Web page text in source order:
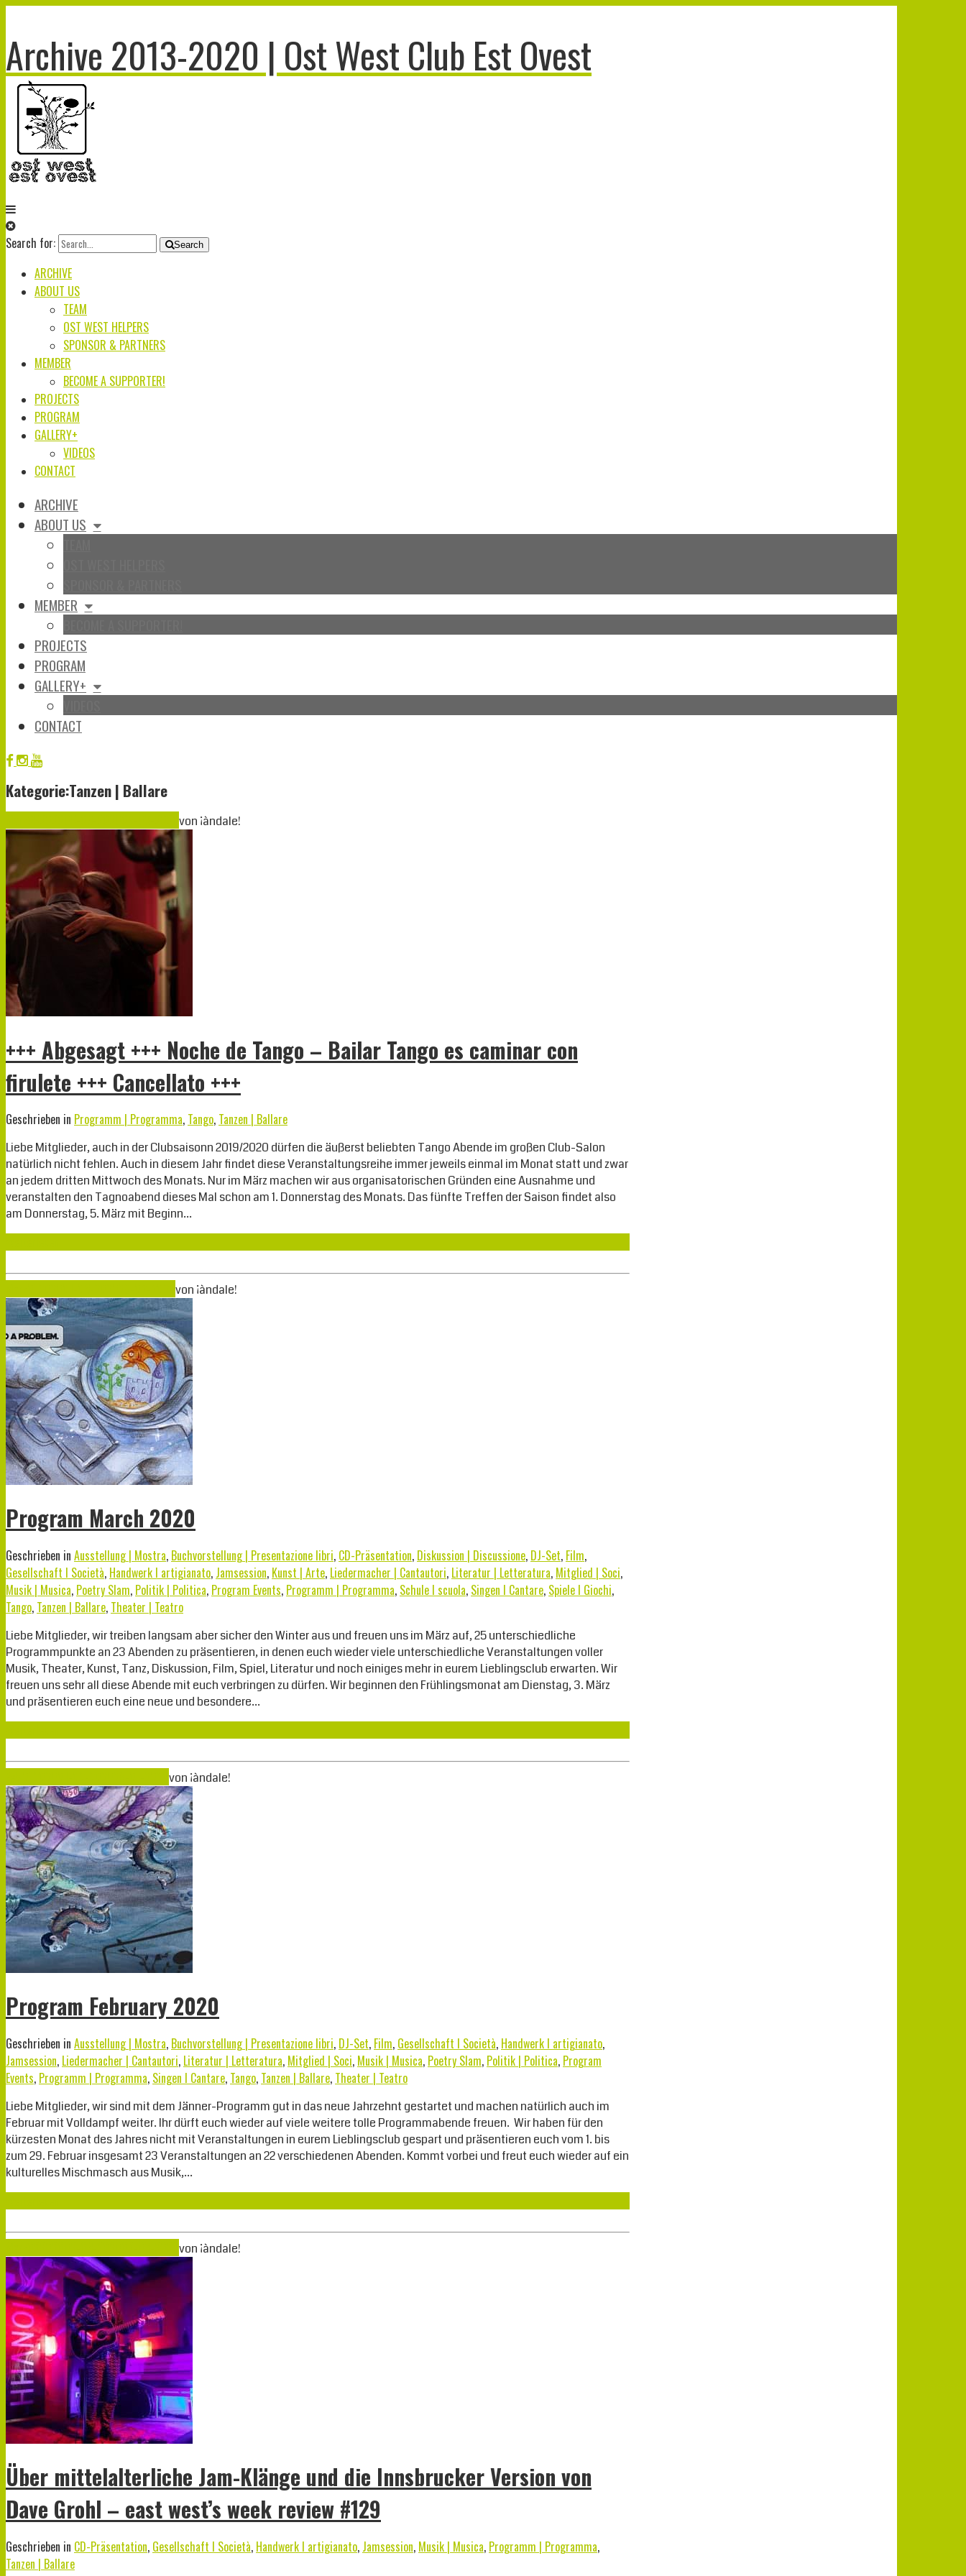
Archive 2013-2020 | Ost West Club Est Ovest
Search for: Search
ARCHIVE
ABOUT US
TEAM
OST WEST HELPERS
SPONSOR & PARTNERS
MEMBER
BECOME A SUPPORTER!
PROJECTS
PROGRAM
GALLERY+
VIDEOS
CONTACT
ARCHIVE
ABOUT US
MEMBER
PROJECTS
PROGRAM
GALLERY+
CONTACT
Kategorie:Tanzen | Ballare
von ¡àndale!
+++ Abgesagt +++ Noche de Tango – Bailar Tango es caminar con
firulete +++ Cancellato +++
Geschrieben in Programm | Programma, Tango, Tanzen | Ballare
Liebe Mitglieder, auch in der Clubsaisonn 2019/2020 dürfen die äußerst beliebten Tango Abende im großen Club-Salon
natürlich nicht fehlen. Auch in diesem Jahr findet diese Veranstaltungsreihe immer jeweils einmal im Monat statt und zwar
an jedem dritten Mittwoch des Monats. Nur im März machen wir aus organisatorischen Gründen eine Ausnahme und
veranstalten den Tagnoabend dieses Mal schon am 1. Donnerstag des Monats. Das fünfte Treffen der Saison findet also
am Donnerstag, 5. März mit Beginn…
von ¡àndale!
Program March 2020
Geschrieben in Ausstellung | Mostra, Buchvorstellung | Presentazione libri, CD-Präsentation, Diskussion | Discussione, DJ-Set, Film,
Gesellschaft I Società, Handwerk I artigianato, Jamsession, Kunst | Arte, Liedermacher | Cantautori, Literatur | Letteratura, Mitglied | Soci,
Musik | Musica, Poetry Slam, Politik | Politica, Program Events, Programm | Programma, Schule I scuola, Singen I Cantare, Spiele I Giochi,
Tango, Tanzen | Ballare, Theater | Teatro
Liebe Mitglieder, wir treiben langsam aber sicher den Winter aus und freuen uns im März auf, 25 unterschiedliche
Programmpunkte an 23 Abenden zu präsentieren, in denen euch wieder viele unterschiedliche Veranstaltungen voller
Musik, Theater, Kunst, Tanz, Diskussion, Film, Spiel, Literatur und noch einiges mehr in eurem Lieblingsclub erwarten. Wir
freuen uns sehr all diese Abende mit euch verbringen zu dürfen. Wir beginnen den Frühlingsmonat am Dienstag, 3. März
und präsentieren euch eine neue und besondere…
von ¡àndale!
Program February 2020
Geschrieben in Ausstellung | Mostra, Buchvorstellung | Presentazione libri, DJ-Set, Film, Gesellschaft I Società, Handwerk I artigianato,
Jamsession, Liedermacher | Cantautori, Literatur | Letteratura, Mitglied | Soci, Musik | Musica, Poetry Slam, Politik | Politica, Program
Events, Programm | Programma, Singen I Cantare, Tango, Tanzen | Ballare, Theater | Teatro
Liebe Mitglieder, wir sind mit dem Jänner-Programm gut in das neue Jahrzehnt gestartet und machen natürlich auch im
Februar mit Volldampf weiter. Ihr dürft euch wieder auf viele weitere tolle Programmabende freuen. Wir haben für den
kürzesten Monat des Jahres nicht mit Veranstaltungen in eurem Lieblingsclub gespart und präsentieren euch vom 1. bis
zum 29. Februar insgesamt 23 Veranstaltungen an 22 verschiedenen Abenden. Kommt vorbei und freut euch wieder auf ein
kulturelles Mischmasch aus Musik,…
von ¡àndale!
Über mittelalterliche Jam-Klänge und die Innsbrucker Version von
Dave Grohl – east west’s week review #129
Geschrieben in CD-Präsentation, Gesellschaft I Società, Handwerk I artigianato, Jamsession, Musik | Musica, Programm | Programma,
Tanzen | Ballare